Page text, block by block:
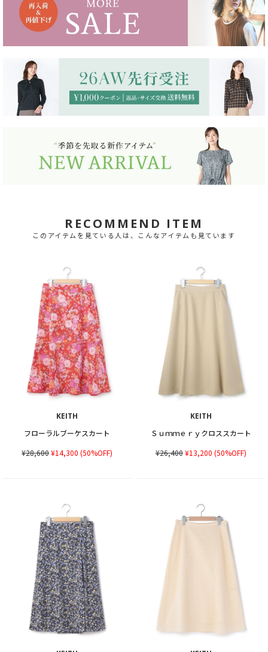
RECOMMEND ITEM
このアイテムを見ている人は、こんなアイテムも見ています
KEITH
フローラルブーケスカート
¥28,600¥14,300 (50%OFF)
KEITH
Ｓｕｍｍｅｒｙクロススカート
¥26,400¥13,200 (50%OFF)